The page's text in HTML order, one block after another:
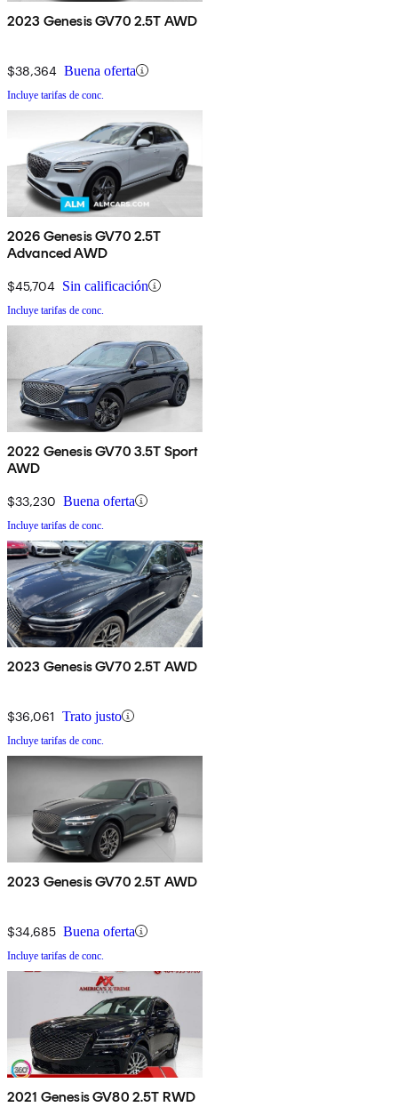
2023 Genesis GV70 2.5T AWD
$38,364 Buena oferta
Incluye tarifas de conc.
2026 Genesis GV70 2.5T
Advanced AWD
$45,704 Sin calificación
Incluye tarifas de conc.
2022 Genesis GV70 3.5T Sport
AWD
$33,230 Buena oferta
Incluye tarifas de conc.
2023 Genesis GV70 2.5T AWD
$36,061 Trato justo
Incluye tarifas de conc.
2023 Genesis GV70 2.5T AWD
$34,685 Buena oferta
Incluye tarifas de conc.
2021 Genesis GV80 2.5T RWD